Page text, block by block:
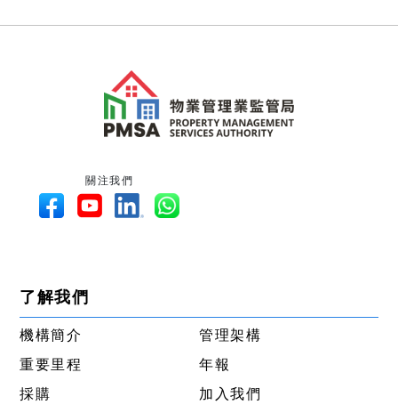
關注我們
了解我們
機構簡介
管理架構
重要里程
年報
採購
加入我們